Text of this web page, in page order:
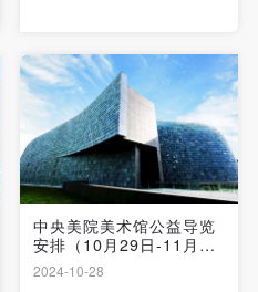
中央美院美术馆公益导览
安排（10月29日-11月3
日）| 志愿者持续招募
2024-10-28